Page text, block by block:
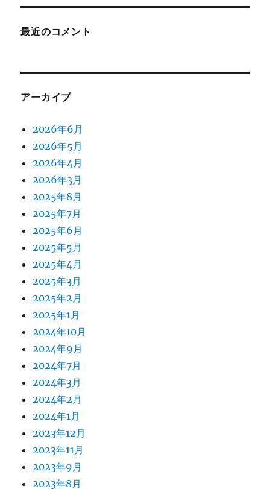
最近のコメント
アーカイブ
2026年6月
2026年5月
2026年4月
2026年3月
2025年8月
2025年7月
2025年6月
2025年5月
2025年4月
2025年3月
2025年2月
2025年1月
2024年10月
2024年9月
2024年7月
2024年3月
2024年2月
2024年1月
2023年12月
2023年11月
2023年9月
2023年8月